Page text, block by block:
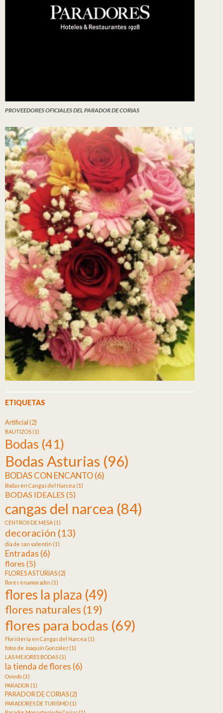
PROVEEDORES OFICIALES DEL PARADOR DE CORIAS
ETIQUETAS
Artificial (2)
BAUTIZOS (1)
Bodas (41)
Bodas Asturias (96)
BODAS CON ENCANTO(6)
Bodas en Cangas del Narcea (1)
BODAS IDEALES (5)
cangas del narcea (84)
CENTROS DE MESA (1)
decoración (13)
dia de san valentin (1)
Entradas (6)
flores (5)
FLORES ASTURIAS(2)
flores enamorados (1)
flores la plaza (49)
flores naturales (19)
flores para bodas (69)
Floristería en Cangas del Narcea (1)
fotos de Joaquín González (1)
LAS MEJORES BODAS (1)
la tienda de flores (6)
Oviedo (1)
PARADOR (1)
PARADOR DE CORIAS(2)
PARADORES DE TURISMO (1)